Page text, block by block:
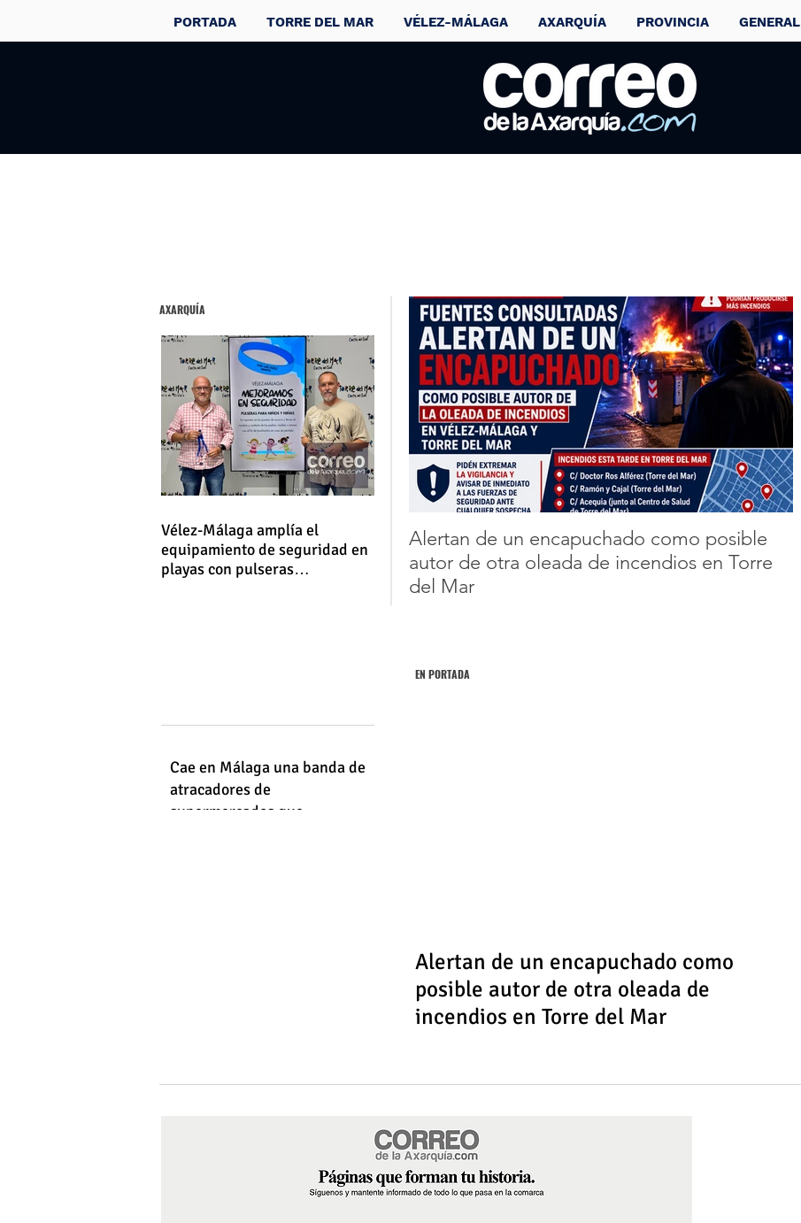
PORTADA TORRE DEL MAR VÉLEZ-MÁLAGA AXARQUÍA PROVINCIA GENERAL
Detenidas 7
personas por
robos de naves
industriales en
Vélez-Málaga y
otros puntos de la
provincia
AXARQUÍA
Vélez-Málaga amplía el
equipamiento de seguridad en
playas con pulseras
Encabezado 2
Alertan de un encapuchado como posible
autor de otra oleada de incendios en Torre
del Mar
Cae en Málaga una banda de
atracadores de
supermercados que
EN PORTADA
Alertan de un encapuchado como
posible autor de otra oleada de
incendios en Torre del Mar